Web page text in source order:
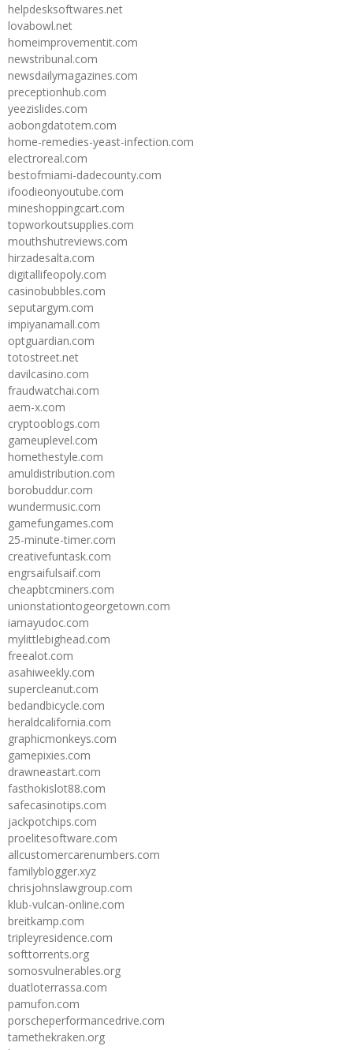
helpdesksoftwares.net
lovabowl.net
homeimprovementit.com
newstribunal.com
newsdailymagazines.com
preceptionhub.com
yeezislides.com
aobongdatotem.com
home-remedies-yeast-infection.com
electroreal.com
bestofmiami-dadecounty.com
ifoodieonyoutube.com
mineshoppingcart.com
topworkoutsupplies.com
mouthshutreviews.com
hirzadesalta.com
digitallifeopoly.com
casinobubbles.com
seputargym.com
impiyanamall.com
optguardian.com
totostreet.net
davilcasino.com
fraudwatchai.com
aem-x.com
cryptooblogs.com
gameuplevel.com
homethestyle.com
amuldistribution.com
borobuddur.com
wundermusic.com
gamefungames.com
25-minute-timer.com
creativefuntask.com
engrsaifulsaif.com
cheapbtcminers.com
unionstationtogeorgetown.com
iamayudoc.com
mylittlebighead.com
freealot.com
asahiweekly.com
supercleanut.com
bedandbicycle.com
heraldcalifornia.com
graphicmonkeys.com
gamepixies.com
drawneastart.com
fasthokislot88.com
safecasinotips.com
jackpotchips.com
proelitesoftware.com
allcustomercarenumbers.com
familyblogger.xyz
chrisjohnslawgroup.com
klub-vulcan-online.com
breitkamp.com
tripleyresidence.com
softtorrents.org
somosvulnerables.org
duatloterrassa.com
pamufon.com
porscheperformancedrive.com
tamethekraken.org